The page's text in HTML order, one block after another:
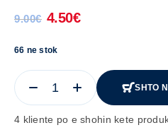
9.00€ 4.50€
66 ne stok
SHTO
4 kliente po e shohin kete